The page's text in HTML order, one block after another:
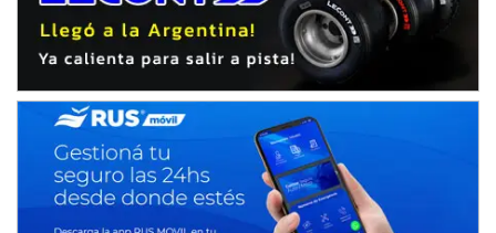
COBERTURA ESPECIAL DE E-KART.COM.AR
08/09-AGO
Ramiro Tot (Asfalto)
Baradero (Buenos Aires)
KDO - F6
Ciudad de Trenque Lauquen (Asfalto)
Trenque Lauquen (Buenos Aires)